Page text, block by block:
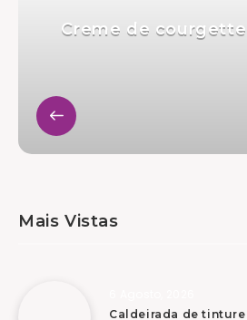
Creme de
Mais Vistas
Caldeirada de